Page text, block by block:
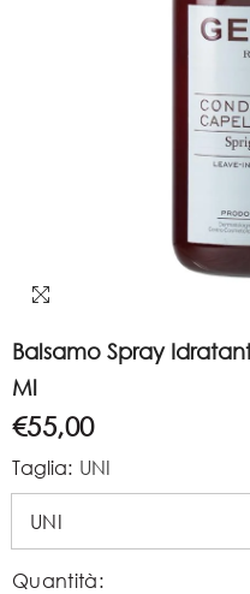
Balsamo Spray
Ml
€55,00
Taglia: UNI
Quantità: